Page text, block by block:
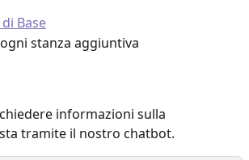
Base
stanza aggiuntiva
informazioni sulla
tramite il nostro chatbot.